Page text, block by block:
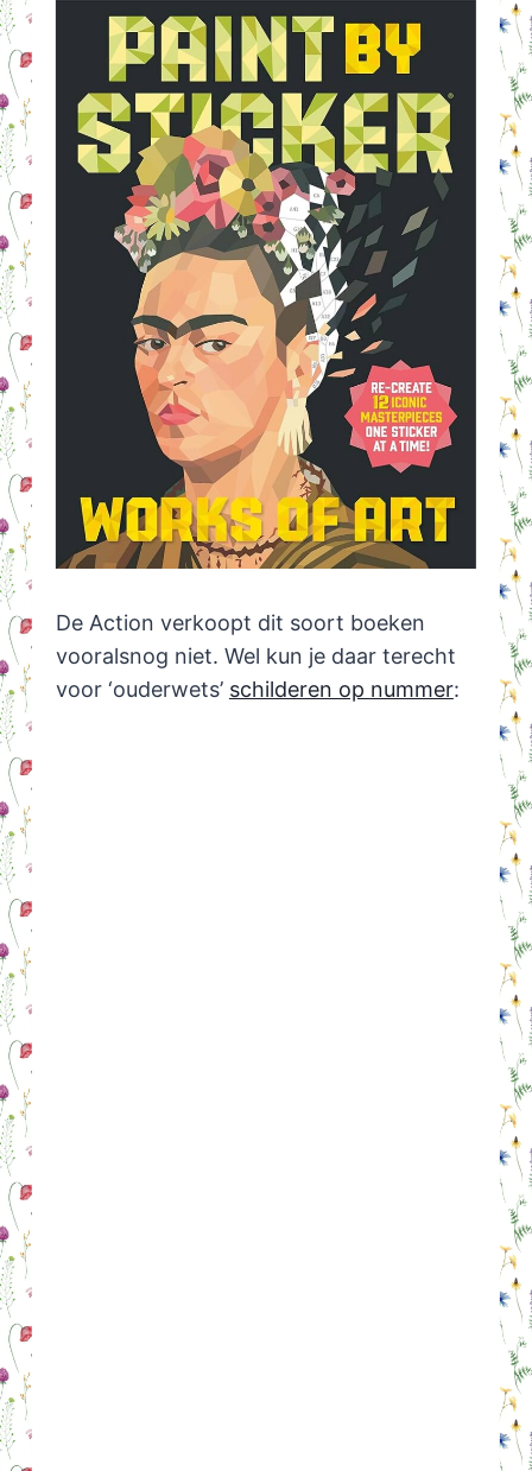
De Action verkoopt dit soort boeken
vooralsnog niet. Wel kun je daar terecht
voor ‘ouderwets’ schilderen op nummer: